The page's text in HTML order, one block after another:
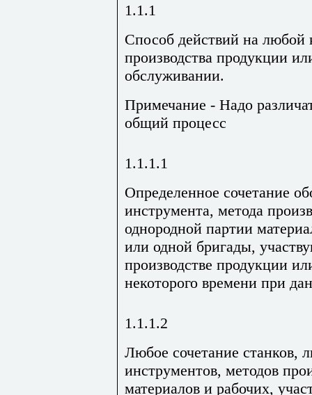
1.1.1
Способ действий на любой
производства продукции
обслуживании.
Примечание - Надо
общий процесс
1.1.1.1
Определенное сочетание
инструмента, метода
однородной партии
или одной бригады,
производстве продукции
некоторого времени при
1.1.1.2
Любое сочетание станков,
инструментов, методов
материалов и рабочих,